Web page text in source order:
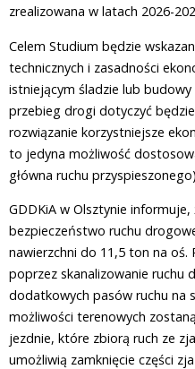
zrealizowana w latach 2026-
Celem Studium będzie
technicznych i zasadności
istniejącym śladzie lub
przebieg drogi dotyczyć
rozwiązanie korzystniejsze
to jedyna możliwość
główna ruchu
GDDKiA w Olsztynie
bezpieczeństwo ruchu
nawierzchni do 11,5 ton na oś.
poprzez skanalizowanie ruchu
dodatkowych pasów ruchu na
możliwości terenowych
jezdnie, które zbiorą ruch ze
umożliwią zamknięcie części